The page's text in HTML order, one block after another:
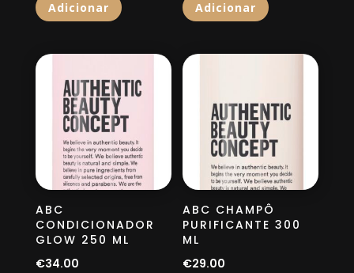
Adicionar Adicionar
ABC
CONDICIONADOR
GLOW 250 ML
€34.00
ABC CHAMPÔ
PURIFICANTE 300
ML
€29.00